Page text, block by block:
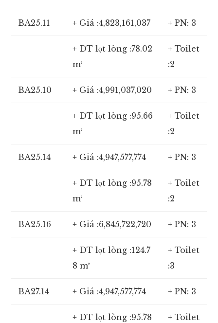
BA25.11 + Giá :4,823,161,037 + PN: 3
+ DT lọt lòng :78.02
m²
+ Toilet
:2
BA25.10 + Giá :4,991,037,020 + PN: 3
+ DT lọt lòng :95.66
m²
+ Toilet
:2
BA25.14 + Giá :4,947,577,774 + PN: 3
+ DT lọt lòng :95.78
m²
+ Toilet
:2
BA25.16 + Giá :6,845,722,720 + PN: 3
+ DT lọt lòng :124.7
8 m²
+ Toilet
:3
BA27.14 + Giá :4,947,577,774 + PN: 3
+ DT lọt lòng :95.78
+ Toilet